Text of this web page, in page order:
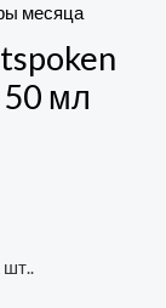
месяца
мл
шт..